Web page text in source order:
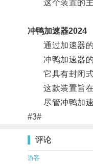
这个装置的主
冲鸭加速器2024
通过加速器的
冲鸭加速器的
它具有封闭式
这款装置旨在
尽管冲鸭加速
#3#
评论
游客